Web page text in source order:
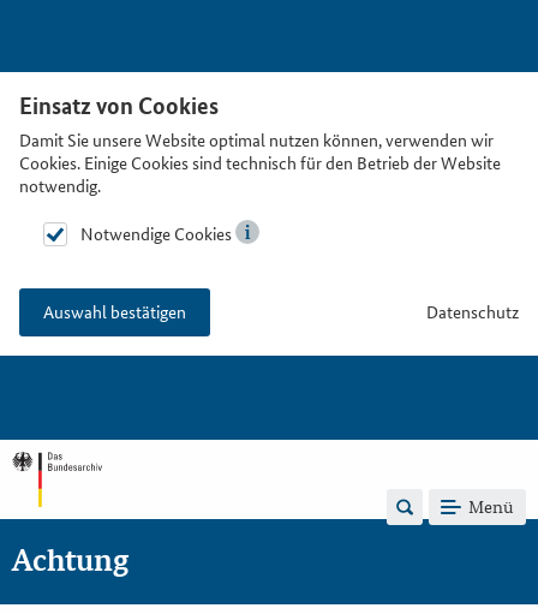
Einsatz von Cookies
Damit Sie unsere Website optimal nutzen können, verwenden wir
Cookies. Einige Cookies sind technisch für den Betrieb der Website
notwendig.
Notwendige Cookies
Auswahl bestätigen Datenschutz
Menü
Achtung